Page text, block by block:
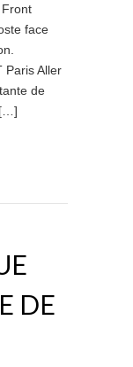
face
Paris Aller
de
[…]
DE